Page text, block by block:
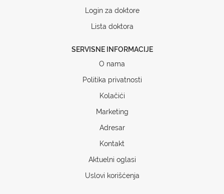
Login za doktore
Lista doktora
SERVISNE INFORMACIJE
O nama
Politika privatnosti
Kolačići
Marketing
Adresar
Kontakt
Aktuelni oglasi
Uslovi korišćenja